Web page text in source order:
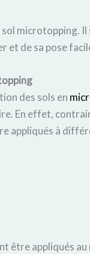
microtopping. Il
et de sa pose
des sols en
En effet,
appliqués à
être appliqués au